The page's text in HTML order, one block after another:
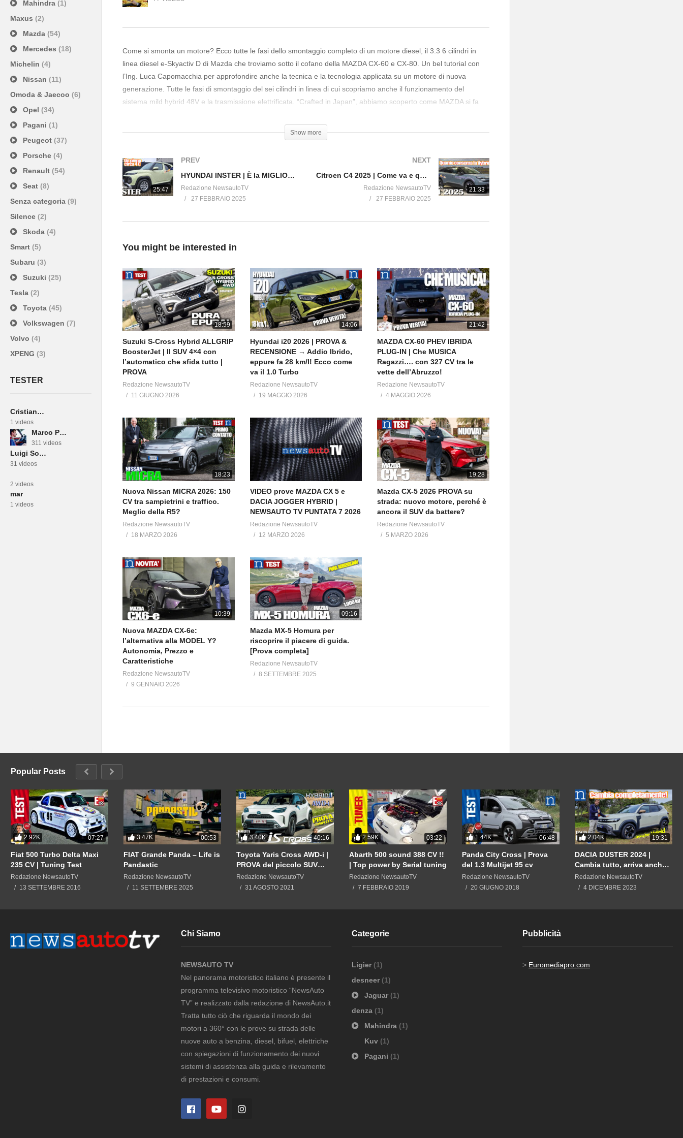
Mahindra (1)
Maxus (2)
Mazda (54)
Mercedes (18)
Michelin (4)
Nissan (11)
Omoda & Jaecoo (6)
Opel (34)
Pagani (1)
Peugeot (37)
Porsche (4)
Renault (54)
Seat (8)
Senza categoria (9)
Silence (2)
Skoda (4)
Smart (5)
Subaru (3)
Suzuki (25)
Tesla (2)
Toyota (45)
Volkswagen (7)
Volvo (4)
XPENG (3)
TESTER
Cristiano Fortini
1 videos
Marco Paternostro
311 videos
Luigi Sodano
31 videos
2 videos
mar
1 videos
Come si smonta un motore? Ecco tutte le fasi dello smontaggio completo di un motore diesel, il 3.3 6 cilindri in
linea diesel e-Skyactiv D di Mazda che troviamo sotto il cofano della MAZDA CX-60 e CX-80. Un bel tutorial con
l’Ing. Luca Capomacchia per approfondire anche la tecnica e la tecnologia applicata su un motore di nuova
generazione. Tutte le fasi di smontaggio del sei cilindri in linea di cui scopriamo anche il funzionamento del
sistema mild hybrid 48V e la trasmissione elettrificata. “Crafted in Japan”, abbiamo scoperto come MAZDA si fa
Show more
25:47
PREV
HYUNDAI INSTER | È la MIGLIORE compatta del segmento? Scopri come va e quanto consuma
Redazione NewsautoTV
27 FEBBRAIO 2025
21:33
NEXT
Citroen C4 2025 | Come va e quanto consuma la versione IBRIDA da 136 cavalli
Redazione NewsautoTV
27 FEBBRAIO 2025
You might be interested in
18:59
Suzuki S-Cross Hybrid ALLGRIP
BoosterJet | Il SUV 4×4 con
l’automatico che sfida tutto |
PROVA
Redazione NewsautoTV
11 GIUGNO 2026
14:06
Hyundai i20 2026 | PROVA &
RECENSIONE → Addio Ibrido,
eppure fa 28 km/l! Ecco come
va il 1.0 Turbo
Redazione NewsautoTV
19 MAGGIO 2026
21:42
MAZDA CX-60 PHEV IBRIDA
PLUG-IN | Che MUSICA
Ragazzi…. con 327 CV tra le
vette dell’Abruzzo!
Redazione NewsautoTV
4 MAGGIO 2026
18:23
Nuova Nissan MICRA 2026: 150
CV tra sampietrini e traffico.
Meglio della R5?
Redazione NewsautoTV
18 MARZO 2026
VIDEO prove MAZDA CX 5 e
DACIA JOGGER HYBRID |
NEWSAUTO TV PUNTATA 7 2026
Redazione NewsautoTV
12 MARZO 2026
19:28
Mazda CX-5 2026 PROVA su
strada: nuovo motore, perché è
ancora il SUV da battere?
Redazione NewsautoTV
5 MARZO 2026
10:39
Nuova MAZDA CX-6e:
l’alternativa alla MODEL Y?
Autonomia, Prezzo e
Caratteristiche
Redazione NewsautoTV
9 GENNAIO 2026
09:16
Mazda MX-5 Homura per
riscoprire il piacere di guida.
[Prova completa]
Redazione NewsautoTV
8 SETTEMBRE 2025
Popular Posts
2.92K 07:27
Fiat 500 Turbo Delta Maxi
235 CV | Tuning Test
Redazione NewsautoTV
13 SETTEMBRE 2016
3.47K 00:53
FIAT Grande Panda – Life is
Pandastic
Redazione NewsautoTV
11 SETTEMBRE 2025
3.40K 40:16
Toyota Yaris Cross AWD-i |
PROVA del piccolo SUV
ibrido a trazione integrale
INTELLIGENTE anche 2WD
Redazione NewsautoTV
31 AGOSTO 2021
2.59K 03:22
Abarth 500 sound 388 CV !!
| Top power by Serial tuning
Redazione NewsautoTV
7 FEBBRAIO 2019
1.44K 06:48
Panda City Cross | Prova
del 1.3 Multijet 95 cv
Redazione NewsautoTV
20 GIUGNO 2018
2.04K 19:31
DACIA DUSTER 2024 |
Cambia tutto, arriva anche
ibrida. E il prezzo?
Redazione NewsautoTV
4 DICEMBRE 2023
Chi Siamo
NEWSAUTO TV
Nel panorama motoristico italiano è presente il
programma televisivo motoristico “NewsAuto
TV” e realizzato dalla redazione di NewsAuto.it
Tratta tutto ciò che riguarda il mondo dei
motori a 360° con le prove su strada delle
nuove auto a benzina, diesel, bifuel, elettriche
con spiegazioni di funzionamento dei nuovi
sistemi di assistenza alla guida e rilevamento
di prestazioni e consumi.
Categorie
Ligier (1)
desneer (1)
Jaguar (1)
denza (1)
Mahindra (1)
Kuv (1)
Pagani (1)
Pubblicità
> Euromediapro.com